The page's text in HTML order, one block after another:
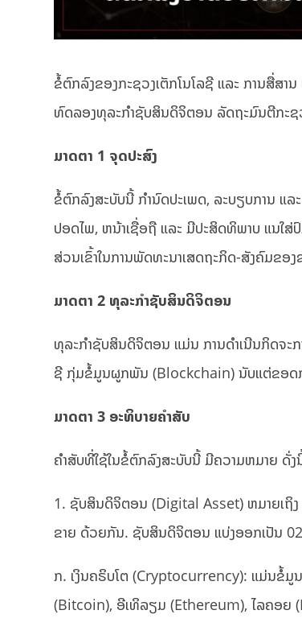
ຂໍ້ຕົກລົງຂອງກະຊວງເຕັກໂນໂລຊີ ແລະ ການສື່ສ
ທົດລອງທຸລະກໍາຊັບສິນດິຈິຕອນ ລັດຖະມົນຕີກະຊ
ມາດຕາ 1 ຈຸດປະສົງ
ຂໍ້ຕົກລົງສະບັບນີ້ ກໍານົດປະເພດ, ລະບຽບການ ແ
ປອດໄພ, ຫນ້າເຊື່ອຖື ແລະ ມີປະສິດທິພາບ ແນໃ
ສ່ວນເຂົ້າໃນການພັດທະນາເສດຖະກິດ-ສັງຄົມຂອງ
ມາດຕາ2 ທຸລະກໍາຊັບສິນດິຈິຕອນ
ທຸລະກໍາຊັບສິນດິຈິຕອນ ແມ່ນ ການດໍາເນີນກິດຈ
ຊີ ກຸ່ມຂໍ້ມູນຜູກພັນ (Blockchain) ນັບແຕ່ຂອດ
ມາດຕາ3 ອະທິບາຍຄໍາສັບ
ຄໍາສັບທີ່ໃຊ້ໃນຂໍ້ຕົກລົງສະບັບນີ້ ມີຄວາມຫມາຍ ດັ່ງ
1. ຊັບສິນດິຈິຕອນ (Digital Asset) ຫມາຍເຖິ
ຂາຍ ດ້ວຍກັນ. ຊັບສິນດິຈິຕອນ ແບ່ງອອກເປັນ
ກ. ເງິນຄຣິບໂຕ (Cryptocurrency): ແມ່ນຂໍ້ມູ
(Bitcoin), ອີເທິລຽມ (Ethereum), ໄລຄອຍ